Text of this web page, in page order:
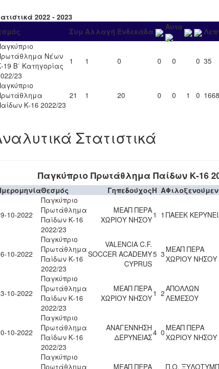
2022 - 2023
Συμ Αλλαγή Ενδεκάδα Αυτο
Νέων
19 Β΄ Κατηγορίας
23
1 1 0 0 0 0 35
Κ-16 2022/23
21 1 20 0 0 1 0 1668
Στατιστικά
Παγκύπριο Πρωτάθλημα Παίδων Κ-16
Θεσμός ΓηπεδούχοςH A
10-2022
Παγκύπριο
Πρωτάθλημα
Παίδων Κ-16
2022/23
ΜΕΑΠ ΠΕΡΑ
ΧΩΡΙΟΥ ΝΗΣΟΥ1 1 ΠΑΕΕΚ
10-2022
Παγκύπριο
Πρωτάθλημα
Παίδων Κ-16
2022/23
VALENCIA C.F.
SOCCER ACADEMY
CYPRUS
5 3 ΜΕΑΠ ΠΕΡΑ
ΧΩΡΙΟΥ ΝΗΣΟΥ
10-2022
Παγκύπριο
Πρωτάθλημα
Παίδων Κ-16
2022/23
ΜΕΑΠ ΠΕΡΑ
ΧΩΡΙΟΥ ΝΗΣΟΥ1 2ΑΠΟΛΛΩΝ
ΛΕΜΕΣΟΥ
10-2022
Παγκύπριο
Πρωτάθλημα
Παίδων Κ-16
2022/23
ΑΝΑΓΕΝΝΗΣΗ
ΔΕΡΥΝΕΙΑΣ4 0 ΜΕΑΠ ΠΕΡΑ
ΧΩΡΙΟΥ ΝΗΣΟΥ
Παγκύπριο
Πρωτάθλημα
ΜΕΑΠ ΠΕΡΑ
Π.Ο.